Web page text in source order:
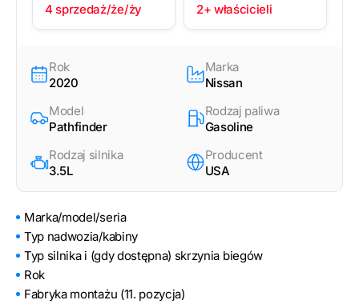
4 sprzedaż/że/ży
2+ właścicieli
Rok
2020
Marka
Nissan
Model
Pathfinder
Rodzaj paliwa
Gasoline
Rodzaj silnika
3.5L
Producent
USA
Marka/model/seria
Typ nadwozia/kabiny
Typ silnika i (gdy dostępna) skrzynia biegów
Rok
Fabryka montażu (11. pozycja)